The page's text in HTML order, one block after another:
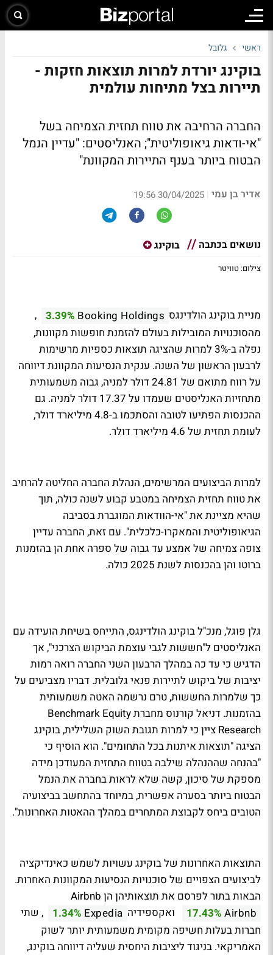
ראשי גלובל
בוקינג יורדת למרות תוצאות חזקות -
תיירות בצל מתיחות עולמית
החברה הרחיבה את טווח תחזית הצמיחה בשל
"אי-ודאות גיאופוליטית"; האנליסטים: "עדיין הנמל
הבטוח ביותר בענף התיירות המקוונת"
אדיר בן עמי |
30/04/2025 19:56
נושאים בכתבה בוקינג
צילום: טוויטר
מניית בוקינג הולדינגס Booking Holdings
3.39%
,
מהסוכנויות המובילות בעולם להזמנת חופשות מקוונות,
נפלה ב-3% למרות שהציגה תוצאות כספיות מרשימות
לרבעון הראשון של השנה. ענקית הנסיעות המקוונת דיווחה
על רווח מתואם של 24.81 דולר למניה, גבוה משמעותית
מתחזיות האנליסטים שעמדו על 17.37 דולר למניה. גם
ההכנסות הפתיעו לטובה והסתכמו ב-4.8 מיליארד דולר,
לעומת תחזית של 4.6 מיליארד דולר.
למרות הביצועים המרשימים, הנהלת החברה החליטה להרחיב
את טווח תחזית הצמיחה במטבע קבוע לשנה כולה, תוך
שהיא מציינת את "אי-הוודאות המוגברת בסביבה
הגיאופוליטית והמאקרו-כלכלית". עם זאת, החברה עדיין
צופה צמיחה של אמצע עד גבוה של ספרה אחת הן בהזמנות
ברוטו והן בהכנסות לשנת 2025 כולה.
גלן פוגל, מנכ"ל בוקינג הולדינגס, התייחס בשיחת הועידה עם
האנליסטים ל"חששות לגבי עוצמת הביקוש הצרכני", אך
הדגיש כי עד כה במהלך הרבעון השני החברה רואה רמות
יציבות של ביקוש לתיירות פנאי גלובלית. דבריו מצביעים על
כך שלמרות החששות, טרם נרשמה האטה משמעותית
בהזמנות. דניאל קורנוס מחברת Benchmark Equity
Research ציין כי למרות תגובת השוק השלילית, בוקינג
הציגה "תוצאות איתנות בכל התחומים". הוא הוסיף כי
"בהנחה שההנהלה שילבה בטווח התחזית המעודכן מידה
מספקת של סיכון, קשה שלא לראות בחברה את הנמל
הבטוח ביותר בסערה אפשרית, במיוחד בהתחשב בביצועיה
הטובים ביחס לקבוצת המתחרים במהלך ההאטות האחרונות".
התוצאות האחרונות של בוקינג עשויות לשמש כאינדיקציה
לביצועים הצפויים של סוכנויות הנסיעות המקוונות האחרות.
הבאות בתור לפרסם את תוצאותיהן הן Airbnb
Airbnb
17.43% ואקספידיה Expedia
1.34%
, שתי
חברות בעלות חשיפה מקומית משמעותית יותר לשוק
האמריקאי. בניגוד ליציבות היחסית שעליה דיווחה בוקינג,